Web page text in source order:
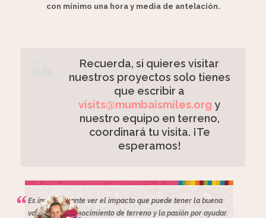
con mínimo una hora y media de antelación.
Recuerda, si quieres visitar
nuestros proyectos solo tienes
que escribir a
visits@mumbaismiles.org y
nuestro equipo en terreno,
coordinará tu visita. ¡Te
esperamos!
Es impresionante ver el impacto que puede tener la buena
voluntad, el conocimiento de terreno y la pasión por ayudar.